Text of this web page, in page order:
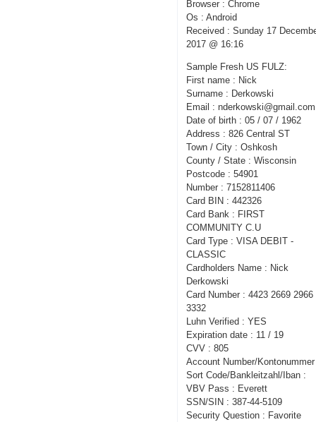
Browser : Chrome
Os : Android
Received : Sunday 17
2017 @ 16:16
Sample Fresh US FULZ:
First name : Nick
Surname : Derkowski
Email : nderkowski@gmail.com
Date of birth : 05 / 07 / 1962
Address : 826 Central ST
Town / City : Oshkosh
County / State : Wisconsin
Postcode : 54901
Number : 7152811406
Card BIN : 442326
Card Bank : FIRST
COMMUNITY C.U
Card Type : VISA DEBIT -
CLASSIC
Cardholders Name : Nick
Derkowski
Card Number : 4423 2669 2966
3332
Luhn Verified : YES
Expiration date : 11 / 19
CVV : 805
Account Number/
Sort Code/Bankleitzahl/Iban :
VBV Pass : Everett
SSN/SIN : 387-44-5109
Security Question : Favorite